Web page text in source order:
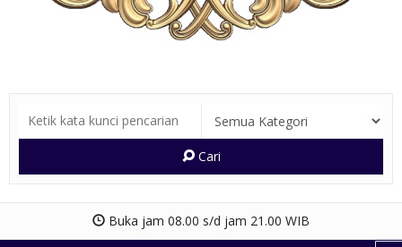
Cari
Buka jam 08.00 s/d jam 21.00 WIB